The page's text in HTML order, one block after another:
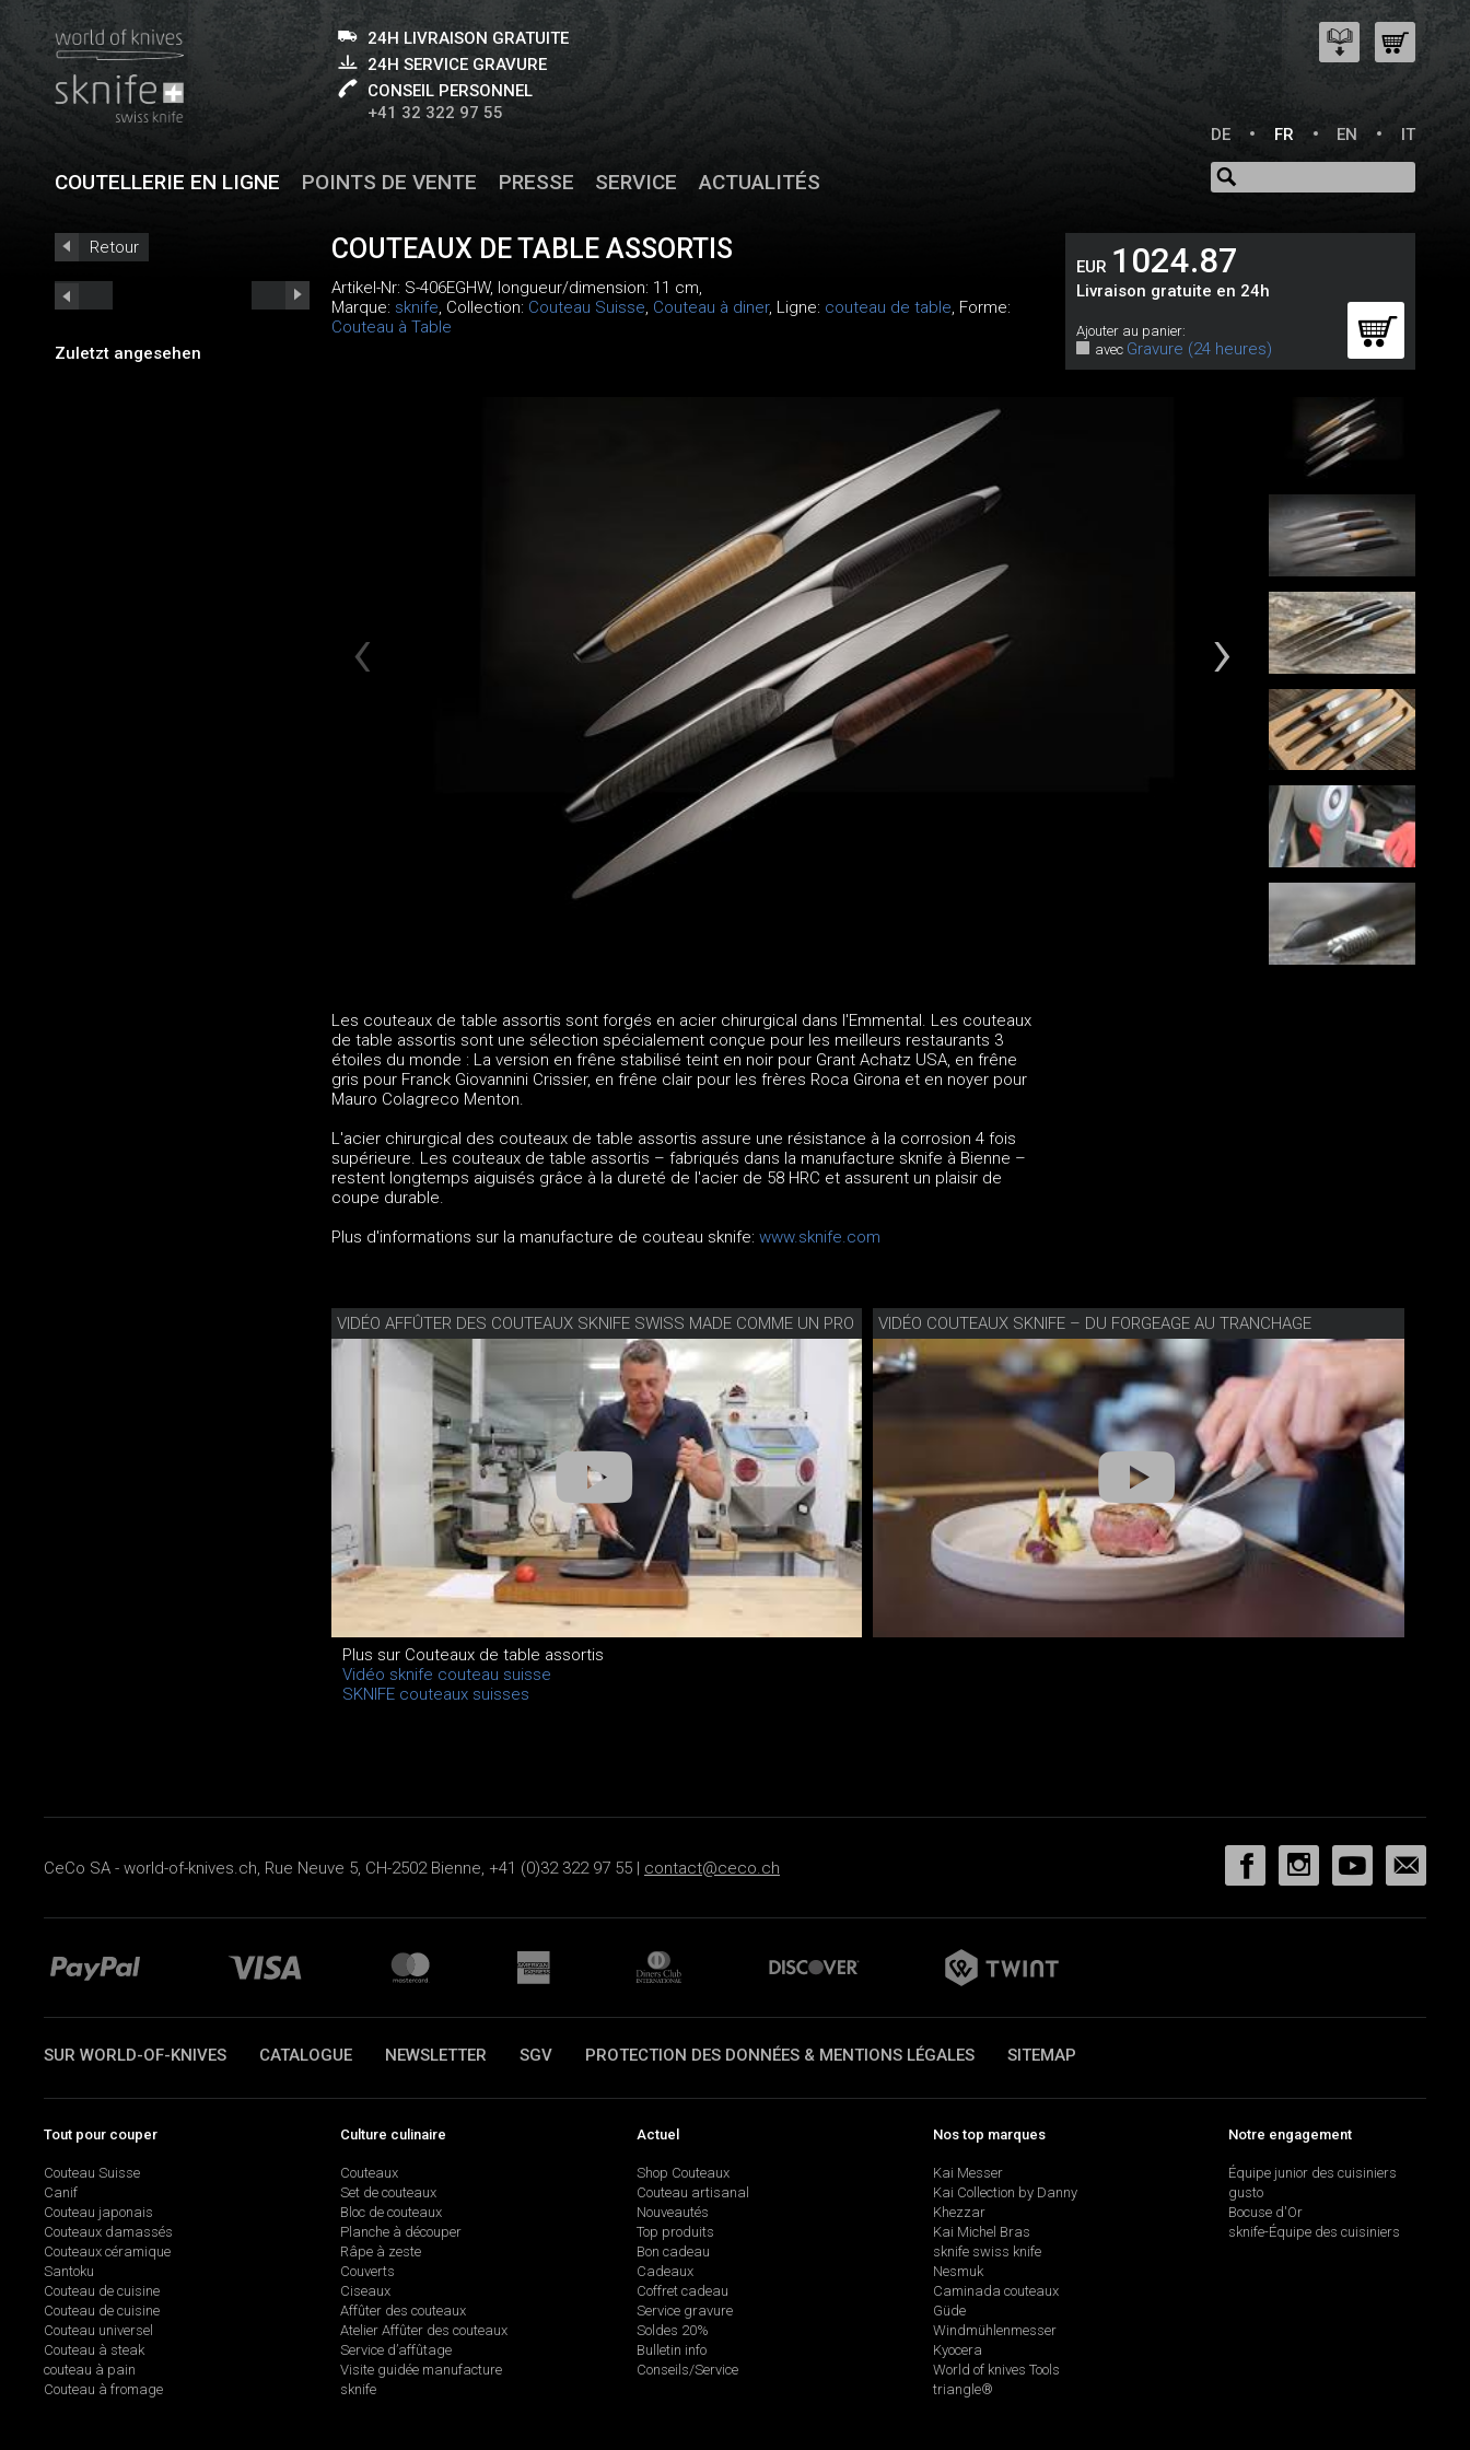
24H LIVRAISON GRATUITE
24H SERVICE GRAVURE
CONSEIL PERSONNEL
+41 32 322 97 55
DE
FR EN IT
COUTELLERIE EN LIGNE POINTS DE VENTE PRESSE SERVICE ACTUALITÉS
Retour
Zuletzt angesehen
COUTEAUX DE TABLE ASSORTIS
Artikel-Nr: S-406EGHW, longueur/dimension: 11 cm,
Marque: sknife, Collection: Couteau Suisse, Couteau à diner, Ligne: couteau de table, Forme:
Couteau à Table
EUR 1024.87
Livraison gratuite en 24h
Ajouter au panier:
avec Gravure (24 heures)
Les couteaux de table assortis sont forgés en acier chirurgical dans l'Emmental. Les couteaux
de table assortis sont une sélection spécialement conçue pour les meilleurs restaurants 3
étoiles du monde : La version en frêne stabilisé teint en noir pour Grant Achatz USA, en frêne
gris pour Franck Giovannini Crissier, en frêne clair pour les frères Roca Girona et en noyer pour
Mauro Colagreco Menton.
L'acier chirurgical des couteaux de table assortis assure une résistance à la corrosion 4 fois
supérieure. Les couteaux de table assortis – fabriqués dans la manufacture sknife à Bienne –
restent longtemps aiguisés grâce à la dureté de l'acier de 58 HRC et assurent un plaisir de
coupe durable.
Plus d'informations sur la manufacture de couteau sknife: www.sknife.com
VIDÉO AFFÛTER DES COUTEAUX SKNIFE SWISS MADE COMME UN PRO VIDÉO COUTEAUX SKNIFE – DU FORGEAGE AU TRANCHAGE
Plus sur Couteaux de table assortis
Vidéo sknife couteau suisse
SKNIFE couteaux suisses
CeCo SA - world-of-knives.ch, Rue Neuve 5, CH-2502 Bienne, +41 (0)32 322 97 55 | contact@ceco.ch
SUR WORLD-OF-KNIVES CATALOGUE NEWSLETTER SGV PROTECTION DES DONNÉES & MENTIONS LÉGALES SITEMAP
Tout pour couper
Couteau Suisse
Canif
Couteau japonais
Couteaux damassés
Couteaux céramique
Santoku
Couteau de cuisine
Couteau de cuisine
Couteau universel
Couteau à steak
couteau à pain
Couteau à fromage
Culture culinaire
Couteaux
Set de couteaux
Bloc de couteaux
Planche à découper
Râpe à zeste
Couverts
Ciseaux
Affûter des couteaux
Atelier Affûter des couteaux
Service d’affûtage
Visite guidée manufacture
sknife
Actuel
Shop Couteaux
Couteau artisanal
Nouveautés
Top produits
Bon cadeau
Cadeaux
Coffret cadeau
Service gravure
Soldes 20%
Bulletin info
Conseils/Service
Nos top marques
Kai Messer
Kai Collection by Danny
Khezzar
Kai Michel Bras
sknife swiss knife
Nesmuk
Caminada couteaux
Güde
Windmühlenmesser
Kyocera
World of knives Tools
triangle®
Notre engagement
Équipe junior des cuisiniers
gusto
Bocuse d'Or
sknife-Équipe des cuisiniers